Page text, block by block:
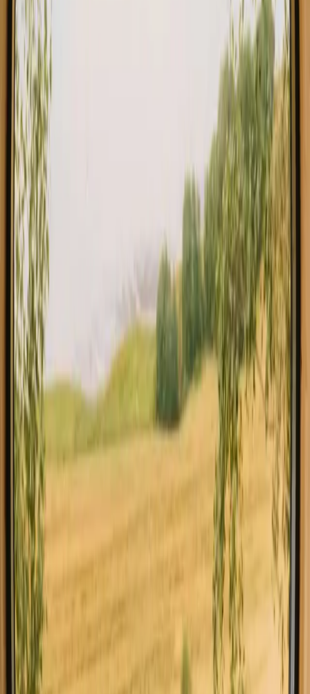
Usædvanlig kocoon i Cévennes - Cabane Figarette
Nyt fund!
Peyremale, Frankrig